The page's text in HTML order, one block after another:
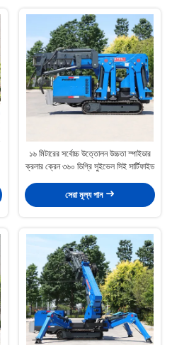
১৬ মিটারের সর্বোচ্চ উত্তোলন উচ্চতা স্পাইডার
ক্রলার ক্রেন ৩৬০ ডিগ্রি সুইভেল সিই সার্টিফাইড
সেরা মূল্য পান